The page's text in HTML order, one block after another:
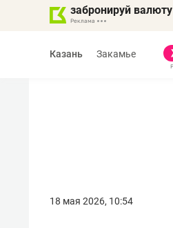
забронируй валюту
Казань Закамье
18 мая 2026, 10:54